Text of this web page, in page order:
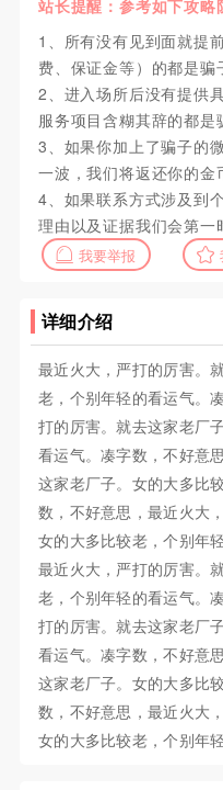
站长提醒：参考如下攻略
1、所有没有见到面就提
费、保证金等）的都是骗
2、进入场所后没有提供
服务项目含糊其辞的都是
3、如果你加上了骗子的
一波，我们将返还你的金
4、如果联系方式涉及到
理由以及证据我们会第一
我要举报
详细介绍
最近火大，严打的厉害。
老，个别年轻的看运气。
打的厉害。就去这家老厂
看运气。凑字数，不好意
这家老厂子。女的大多比
数，不好意思，最近火大
女的大多比较老，个别年
最近火大，严打的厉害。
老，个别年轻的看运气。
打的厉害。就去这家老厂
看运气。凑字数，不好意
这家老厂子。女的大多比
数，不好意思，最近火大
女的大多比较老，个别年